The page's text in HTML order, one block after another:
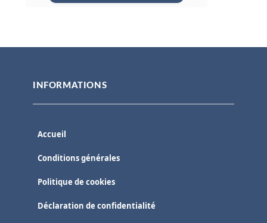
INFORMATIONS
Accueil
Conditions générales
Politique de cookies
Déclaration de confidentialité